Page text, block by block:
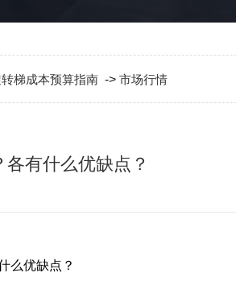
梯成本预算指南 -> 市场行情
有什么优缺点？
么优缺点？